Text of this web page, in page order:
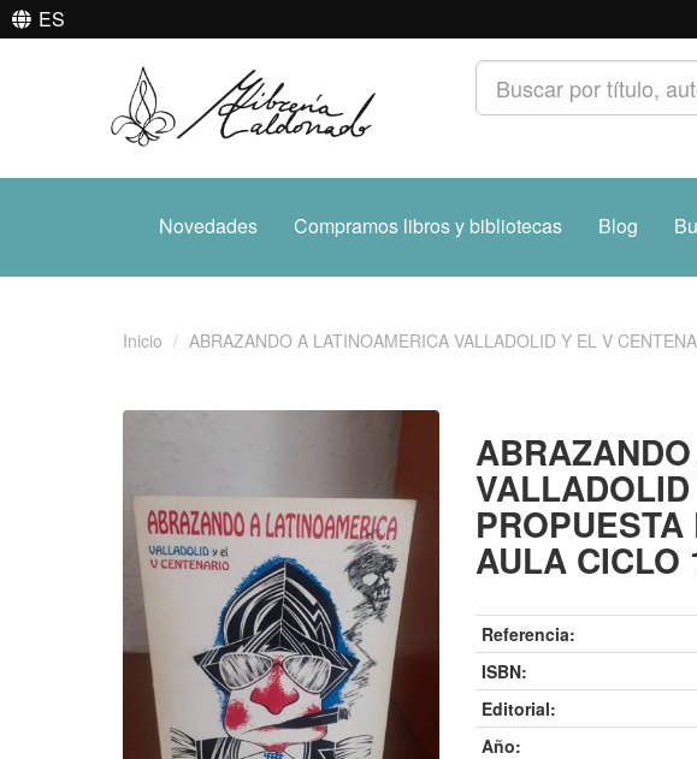
ES
Novedades Compramos libros y bibliotecas Blog
Inicio ABRAZANDO A LATINOAMERICA VALLADOLID Y EL V
AULA CICLO
Referencia:
ISBN:
Editorial:
Año: